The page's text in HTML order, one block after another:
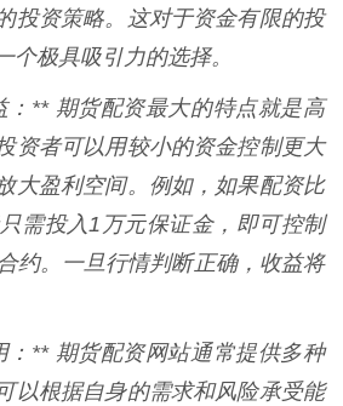
投资策略。这对于资金有限的投
个极具吸引力的选择。
：** 期货配资最大的特点就是高
资者可以用较小的资金控制更大
大盈利空间。例如，如果配资比
需投入1万元保证金，即可控制
约。一旦行情判断正确，收益将
：** 期货配资网站通常提供多种
以根据自身的需求和风险承受能